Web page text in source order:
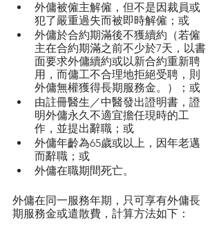
外傭被僱主解僱，但不是因裁員或
犯了嚴重過失而被即時解僱；或
外傭於合約期滿後不獲續約（若僱
主在合約期滿之前不少於7天，以書
面要求外傭續約或以新合約重新聘
用，而傭工不合理地拒絕受聘，則
外傭無權獲得長期服務金。）；或
由註冊醫生／中醫發出證明書，證
明外傭永久不適宜擔任現時的工
作，並提出辭職；或
外傭年齡為65歲或以上，因年老邁
而辭職；或
外傭在職期間死亡。
外傭在同一服務年期，只可享有外傭長
期服務金或遣散費，計算方法如下：